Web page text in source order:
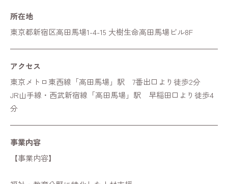
所在地
東京都新宿区高田馬場1-4-15 大樹生命高田馬場ビル8F
アクセス
東京メトロ東西線「高田馬場」駅 7番出口より徒歩2分
JR山手線・西武新宿線「高田馬場」駅 早稲田口より徒歩4
分
事業内容
【事業内容】